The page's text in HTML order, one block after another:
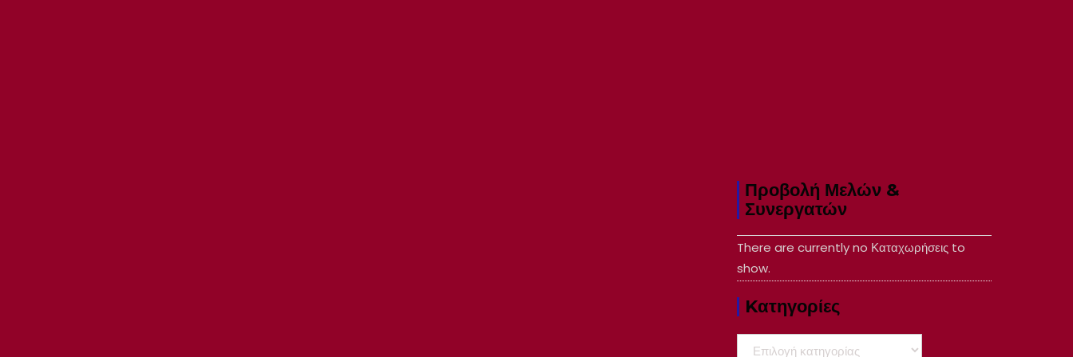
Προβολή Μελών &
Συνεργατών
There are currently no Καταχωρήσεις to
show.
Kατηγορίες
Kατηγορίες